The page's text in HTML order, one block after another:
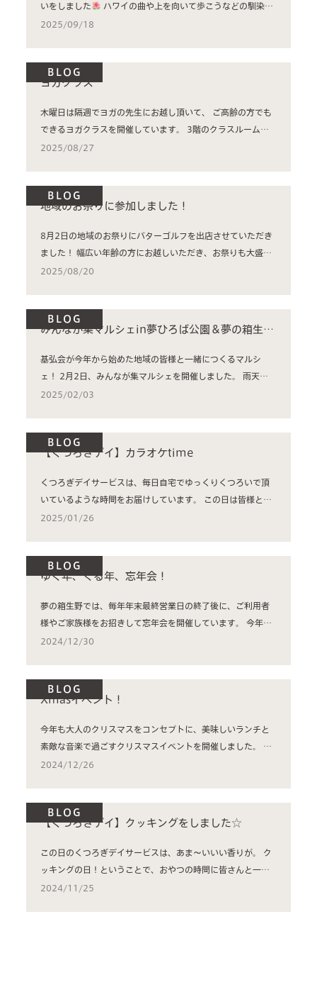
いをしました
ハワイの曲や上を向いて歩こうなどの馴染み
深い曲までた...
2025/09/18
BLOG
ヨガクラス
木曜日は隔週でヨガの先生にお越し頂いて、 ご高齢の方でも
できるヨガクラスを開催しています。 3階のクラスルーム
で、...
2025/08/27
BLOG
地域のお祭りに参加しました！
8月2日の地域のお祭りにパターゴルフを出店させていただき
ました！ 幅広い年齢の方にお越しいただき、お祭りも大盛
況...
2025/08/20
BLOG
みんなが集マルシェin夢ひろば公園＆夢の箱生野
基弘会が今年から始めた地域の皆様と一緒につくるマルシ
ェ！ 2月2日、みんなが集マルシェを開催しました。 雨天か
と心...
2025/02/03
BLOG
【くつろぎデイ】カラオケtime
くつろぎデイサービスは、毎日自宅でゆっくりくつろいで頂
いているような時間をお届けしています。 この日は皆様と一
緒にカラ...
2025/01/26
BLOG
ゆく年、くる年、忘年会！
夢の箱生野では、毎年年末最終営業日の終了後に、ご利用者
様やご家族様をお招きして忘年会を開催しています。 今年は
なんと40...
2024/12/30
BLOG
Xmasイベント！
今年も大人のクリスマスをコンセプトに、美味しいランチと
素敵な音楽で過ごすクリスマスイベントを開催しました。 ホ
ワイ...
2024/12/26
BLOG
【くつろぎデイ】クッキングをしました☆
この日のくつろぎデイサービスは、あま～いいい香りが。 ク
ッキングの日！ということで、おやつの時間に皆さんと一緒
にホット...
2024/11/25